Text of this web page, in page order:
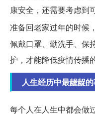
康安全，还需要考虑到
准备回老家过年的时候
佩戴口罩、勤洗手、保
护，才能降低疫情传播
人生经历中最龌龊
每个人在人生中都会做